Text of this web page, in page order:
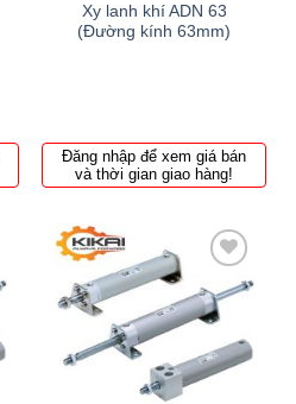
Xy lanh khí ADN 63
(Đường kính 63mm)
Đăng nhập để xem giá bán
và thời gian giao hàng!
Thêm
to